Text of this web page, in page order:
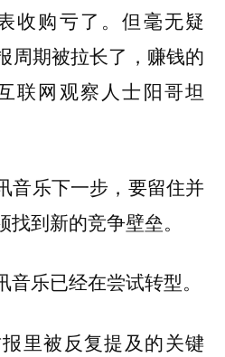
收购亏了。但毫无疑
周期被拉长了，赚钱的
联网观察人士阳哥坦
音乐下一步，要留住并
到新的竞争壁垒。
乐已经在尝试转型。
里被反复提及的关键